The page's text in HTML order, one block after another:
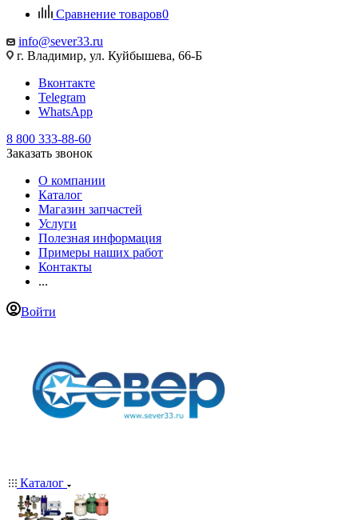
Сравнение товаров0
info@sever33.ru
г. Владимир, ул. Куйбышева, 66-Б
Вконтакте
Telegram
WhatsApp
8 800 333-88-60
Заказать звонок
О компании
Каталог
Магазин запчастей
Услуги
Полезная информация
Примеры наших работ
Контакты
...
Войти
Каталог